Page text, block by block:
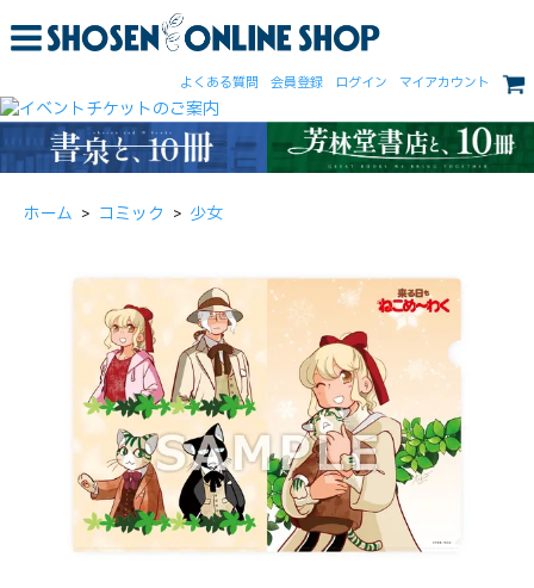
よくある質問 会員登録 ログイン マイアカウント
ホーム > コミック > 少女